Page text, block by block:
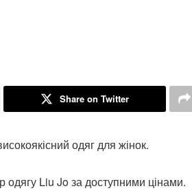
Share on Twitter
одяг для жінок.
Liu Jo за доступними цінами.